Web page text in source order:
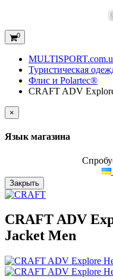
0
Туристическая
Флис и Polartec®
CRAFT ADV
×
Язык магазина
Закрыть
CRAFT ADV
Jacket Men